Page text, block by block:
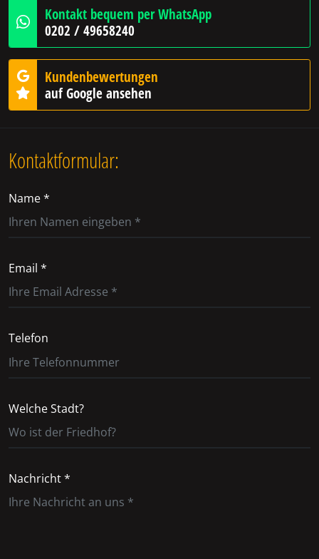
Kontakt bequem per WhatsApp
0202 / 49658240
Kundenbewertungen
auf Google ansehen
Kontaktformular:
Name *
Email *
Telefon
Welche Stadt?
Nachricht *